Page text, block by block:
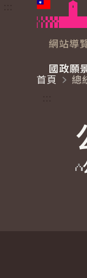
跳到主要內容
網站導
國政願
國家氣候
重要談話
總統府新聞
影音頻道
賴清德總統
首頁 總